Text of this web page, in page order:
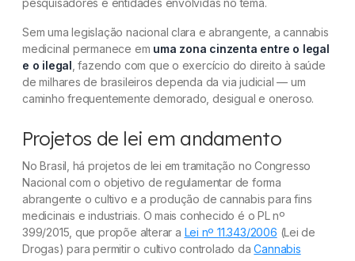
pesquisadores e entidades envolvidas no tema.
Sem uma legislação nacional clara e abrangente, a cannabis
medicinal permanece em uma zona cinzenta entre o legal
e o ilegal , fazendo com que o exercício do direito à saúde
de milhares de brasileiros dependa da via judicial — um
caminho frequentemente demorado, desigual e oneroso.
Projetos de lei em andamento
No Brasil, há projetos de lei em tramitação no Congresso
Nacional com o objetivo de regulamentar de forma
abrangente o cultivo e a produção de cannabis para fins
medicinais e industriais. O mais conhecido é o PL nº
399/2015, que propõe alterar a Lei nº 11.343/2006 (Lei de
Drogas) para permitir o cultivo controlado daCannabis